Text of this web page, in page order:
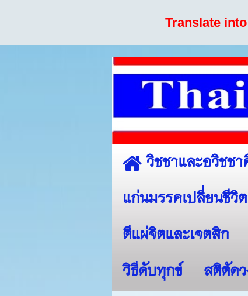
Translate
วิชชาและอวิชช
แก่นมรรคเปลี่ยนชีวิต
ตีแผ่จิตและเจตสิก
วิธีดับทุกข์
สติตัด